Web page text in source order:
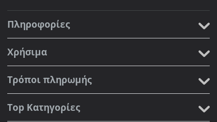
Πληροφορίες
Χρήσιμα
Τρόποι πληρωμής
Top Κατηγορίες